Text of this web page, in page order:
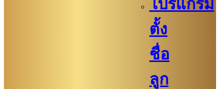
โปรแกรม
ตั้ง
ชื่อ
ลูก